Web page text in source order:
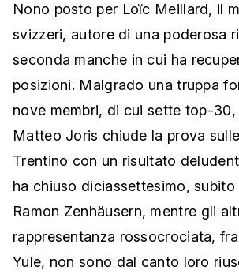
Nono posto per Loïc Meillard, il
svizzeri, autore di una poderosa
seconda manche in cui ha
posizioni. Malgrado una truppa
nove membri, di cui sette top-30,
Matteo Joris chiude la prova
Trentino con un risultato
ha chiuso diciassettesimo,
Ramon Zenhäusern, mentre gli
rappresentanza rossocrociata,
Yule, non sono dal canto loro